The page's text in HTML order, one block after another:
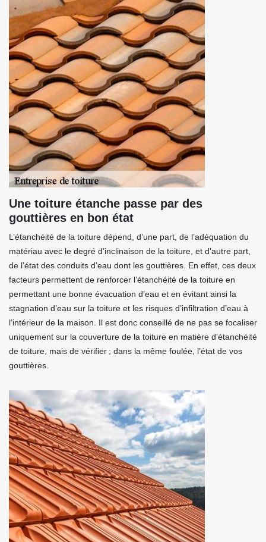
Une toiture étanche passe par des
gouttières en bon état
L’étanchéité de la toiture dépend, d’une part, de l’adéquation du
matériau avec le degré d’inclinaison de la toiture, et d’autre part,
de l’état des conduits d’eau dont les gouttières. En effet, ces deux
facteurs permettent de renforcer l’étanchéité de la toiture en
permettant une bonne évacuation d’eau et en évitant ainsi la
stagnation d’eau sur la toiture et les risques d’infiltration d’eau à
l’intérieur de la maison. Il est donc conseillé de ne pas se focaliser
uniquement sur la couverture de la toiture en matière d’étanchéité
de toiture, mais de vérifier ; dans la même foulée, l’état de vos
gouttières.